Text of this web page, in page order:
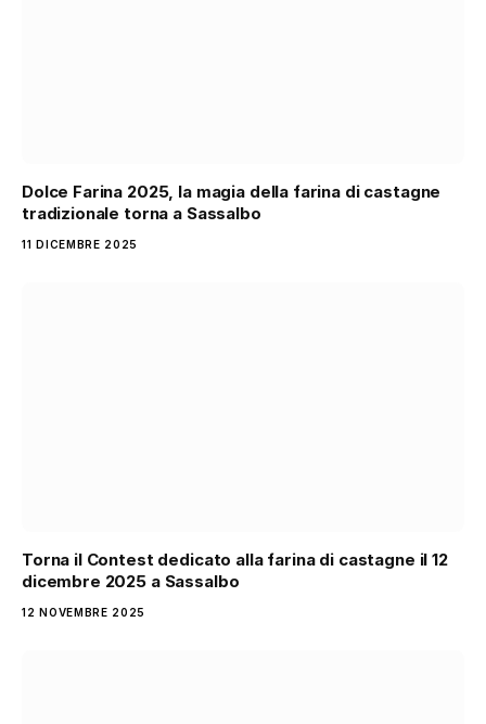
Dolce Farina 2025, la magia della farina di castagne
tradizionale torna a Sassalbo
11 DICEMBRE 2025
Torna il Contest dedicato alla farina di castagne il 12
dicembre 2025 a Sassalbo
12 NOVEMBRE 2025